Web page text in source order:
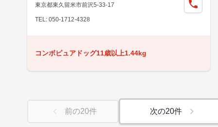
東京都東久留米市前沢5-33-17
TEL: 050-1712-4328
コンボピュアドッグ11歳以上1.44kg
前の20件 次の20件